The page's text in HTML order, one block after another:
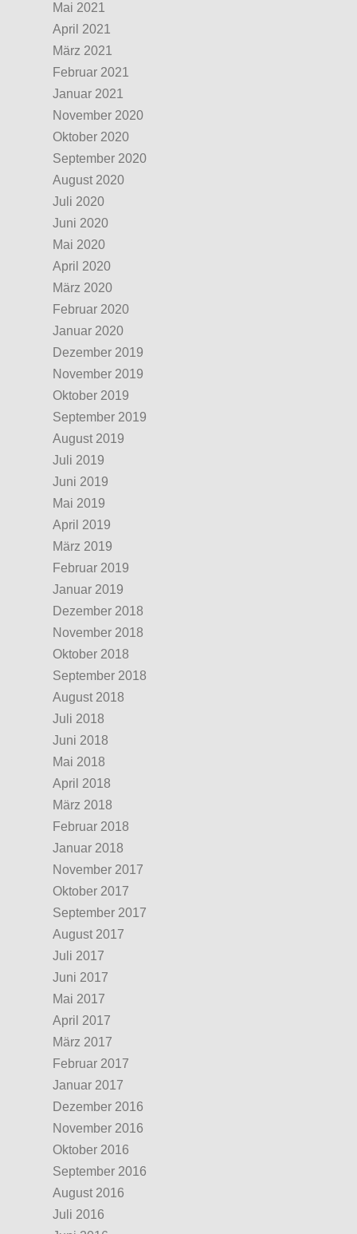
Mai 2021
April 2021
März 2021
Februar 2021
Januar 2021
November 2020
Oktober 2020
September 2020
August 2020
Juli 2020
Juni 2020
Mai 2020
April 2020
März 2020
Februar 2020
Januar 2020
Dezember 2019
November 2019
Oktober 2019
September 2019
August 2019
Juli 2019
Juni 2019
Mai 2019
April 2019
März 2019
Februar 2019
Januar 2019
Dezember 2018
November 2018
Oktober 2018
September 2018
August 2018
Juli 2018
Juni 2018
Mai 2018
April 2018
März 2018
Februar 2018
Januar 2018
November 2017
Oktober 2017
September 2017
August 2017
Juli 2017
Juni 2017
Mai 2017
April 2017
März 2017
Februar 2017
Januar 2017
Dezember 2016
November 2016
Oktober 2016
September 2016
August 2016
Juli 2016